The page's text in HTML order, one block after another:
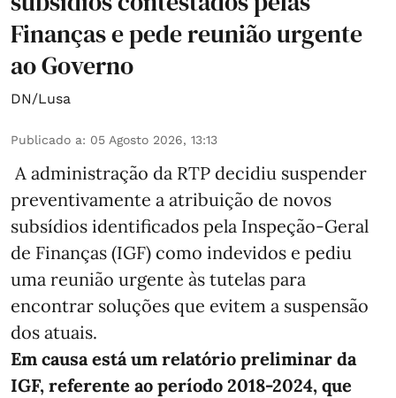
Finanças e pede reunião urgente
ao Governo
DN/Lusa
Publicado a: 05 Agosto 2026, 13:13
A administração da RTP decidiu suspender
preventivamente a atribuição de novos
subsídios identificados pela Inspeção-Geral
de Finanças (IGF) como indevidos e pediu
uma reunião urgente às tutelas para
encontrar soluções que evitem a suspensão
dos atuais.
Em causa está um relatório preliminar da
IGF, referente ao período 2018-2024, que